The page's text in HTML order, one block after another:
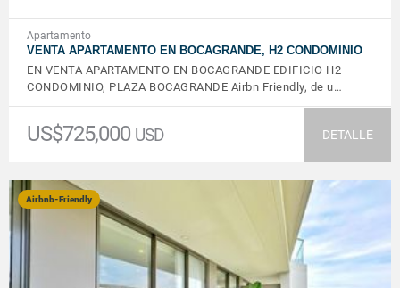
Apartamento
VENTA APARTAMENTO EN BOCAGRANDE, H2 CONDOMINIO
EN VENTA APARTAMENTO EN BOCAGRANDE EDIFICIO H2
CONDOMINIO, PLAZA BOCAGRANDE Airbn Friendly, de u…
US$725,000 USD DETALLE
Airbnb-Friendly